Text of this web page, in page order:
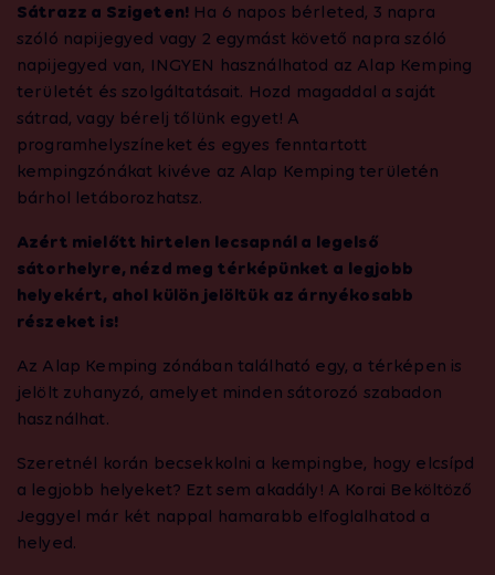
Sátrazz a Szigeten! Ha 6 napos bérleted, 3 napra
szóló napijegyed vagy 2 egymást követő napra szóló
napijegyed van, INGYEN használhatod az Alap Kemping
területét és szolgáltatásait. Hozd magaddal a saját
sátrad, vagy bérelj tőlünk egyet! A
programhelyszíneket és egyes fenntartott
kempingzónákat kivéve az Alap Kemping területén
bárhol letáborozhatsz.
Azért mielőtt hirtelen lecsapnál a legelső
sátorhelyre, nézd meg térképünket a legjobb
helyekért, ahol külön jelöltük az árnyékosabb
részeket is!
Az Alap Kemping zónában található egy, a térképen is
jelölt zuhanyzó, amelyet minden sátorozó szabadon
használhat.
Szeretnél korán becsekkolni a kempingbe, hogy elcsípd
a legjobb helyeket? Ezt sem akadály! A Korai Beköltöző
Jeggyel már két nappal hamarabb elfoglalhatod a
helyed.